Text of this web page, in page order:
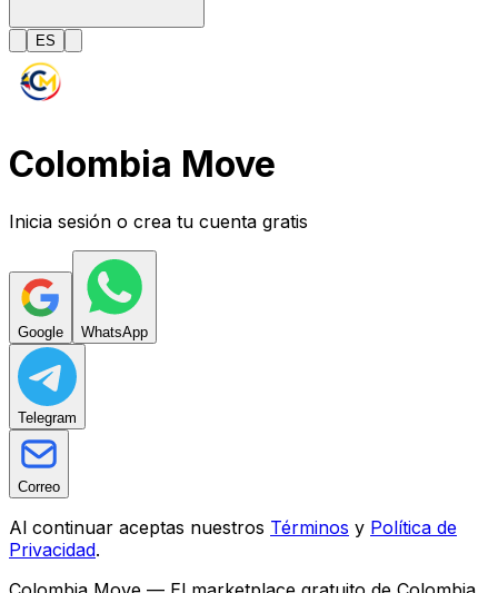
ES
Colombia Move
Inicia sesión o crea tu cuenta gratis
Google WhatsApp
Telegram
Correo
Al continuar aceptas nuestros Términos y Política de
Privacidad.